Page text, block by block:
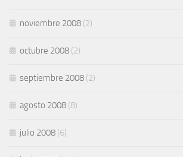
noviembre 2008 (2)
octubre 2008 (2)
septiembre 2008 (2)
agosto 2008 (8)
julio 2008 (6)